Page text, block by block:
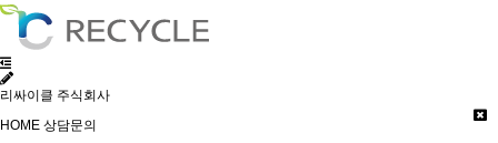
리싸이클 주식회사
HOME 상담문의